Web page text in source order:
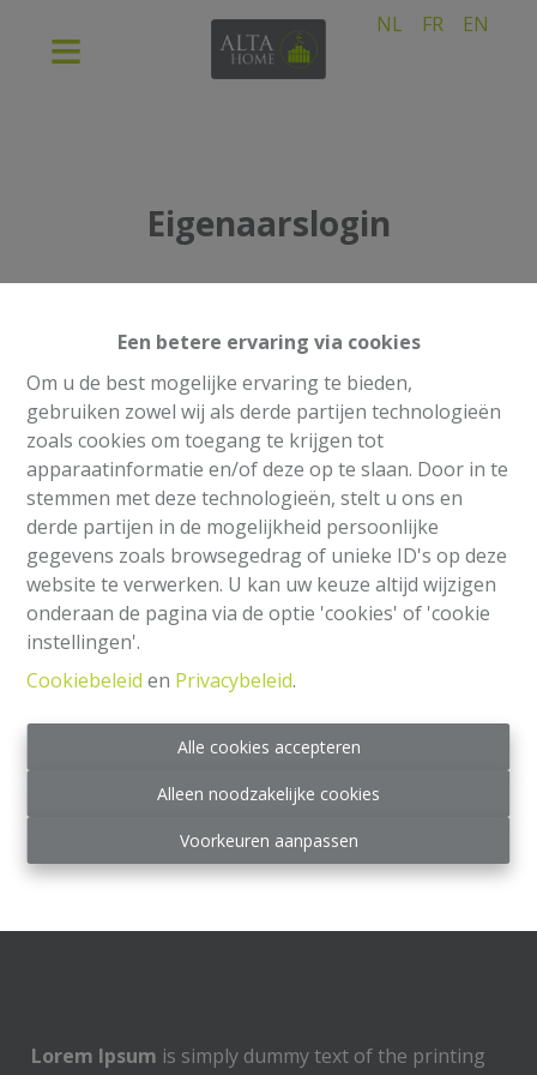
Een betere ervaring via cookies
Om u de best mogelijke ervaring te bieden,
gebruiken zowel wij als derde partijen technologieën
zoals cookies om toegang te krijgen tot
apparaatinformatie en/of deze op te slaan. Door in te
stemmen met deze technologieën, stelt u ons en
derde partijen in de mogelijkheid persoonlijke
gegevens zoals browsegedrag of unieke ID's op deze
website te verwerken. U kan uw keuze altijd wijzigen
onderaan de pagina via de optie 'cookies' of 'cookie
instellingen'.
Cookiebeleid en Privacybeleid.
Alle cookies accepteren
Alleen noodzakelijke cookies
Voorkeuren aanpassen
NL FR EN
Eigenaarslogin
Login
Lorem Ipsum is simply dummy text of the printing
and typesetting industry..
Lorem Ipsum is simply dummy text of the printing